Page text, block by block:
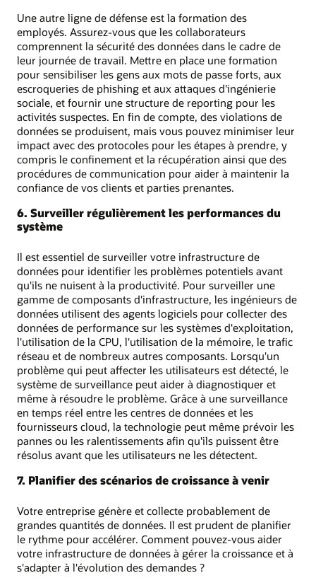
Une autre ligne de défense est la formation des
employés. Assurez-vous que les collaborateurs
comprennent la sécurité des données dans le cadre de
leur journée de travail. Mettre en place une formation
pour sensibiliser les gens aux mots de passe forts, aux
escroqueries de phishing et aux attaques d'ingénierie
sociale, et fournir une structure de reporting pour les
activités suspectes. En fin de compte, des violations de
données se produisent, mais vous pouvez minimiser leur
impact avec des protocoles pour les étapes à prendre, y
compris le confinement et la récupération ainsi que des
procédures de communication pour aider à maintenir la
confiance de vos clients et parties prenantes.
6. Surveiller régulièrement les performances du
système
Il est essentiel de surveiller votre infrastructure de
données pour identifier les problèmes potentiels avant
qu'ils ne nuisent à la productivité. Pour surveiller une
gamme de composants d'infrastructure, les ingénieurs de
données utilisent des agents logiciels pour collecter des
données de performance sur les systèmes d'exploitation,
l'utilisation de la CPU, l'utilisation de la mémoire, le trafic
réseau et de nombreux autres composants. Lorsqu'un
problème qui peut affecter les utilisateurs est détecté, le
système de surveillance peut aider à diagnostiquer et
même à résoudre le problème. Grâce à une surveillance
en temps réel entre les centres de données et les
fournisseurs cloud, la technologie peut même prévoir les
pannes ou les ralentissements afin qu'ils puissent être
résolus avant que les utilisateurs ne les détectent.
7. Planifier des scénarios de croissance à venir
Votre entreprise génère et collecte probablement de
grandes quantités de données. Il est prudent de planifier
le rythme pour accélérer. Comment pouvez-vous aider
votre infrastructure de données à gérer la croissance et à
s'adapter à l'évolution des demandes ?